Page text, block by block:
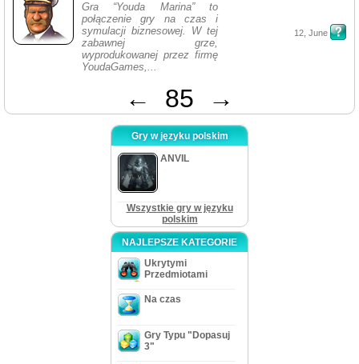
Gra “Youda Marina” to
połączenie gry na czas i
symulacji biznesowej. W tej
zabawnej grze,
wyprodukowanej przez firmę
YoudaGames,...
12, June
← 85 →
Gry w języku polskim
ANVIL
Wszystkie gry w języku
polskim
NAJLEPSZE KATEGORIE
Ukrytymi
Przedmiotami
Na czas
Gry Typu "Dopasuj
3"